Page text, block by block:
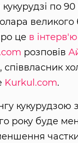
по 90
великого
це в інтерв'ю
розповів
, співвласник
Kurkul.com.
кукурудзою
року буде